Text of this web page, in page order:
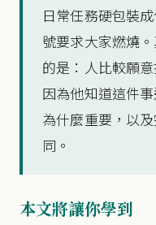
日常任務硬包裝
號要求大家燃燒
的是：人比較願
因為他知道這件
為什麼重要，以
同。
本文將讓你學到